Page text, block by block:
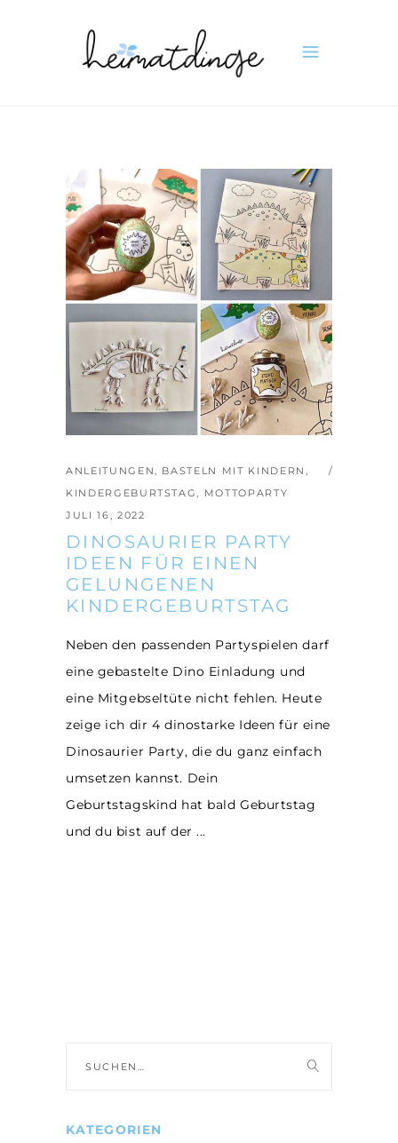
ANLEITUNGEN, BASTELN MIT KINDERN ,
KINDERGEBURTSTAG, MOTTOPARTY
JULI 16, 2022
DINOSAURIER PARTY
IDEEN FÜR EINEN
GELUNGENEN
KINDERGEBURTSTAG
Neben den passenden Partyspielen darf
eine gebastelte Dino Einladung und
eine Mitgebseltüte nicht fehlen. Heute
zeige ich dir 4 dinostarke Ideen für eine
Dinosaurier Party, die du ganz einfach
umsetzen kannst. Dein
Geburtstagskind hat bald Geburtstag
und du bist auf der
nach:
KATEGORIEN